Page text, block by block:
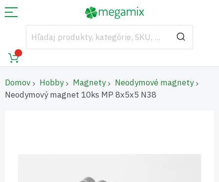
Domov Hobby Magnety
Neodymové magnety
Neodymový magnet 10ks MP 8x5x5 N38